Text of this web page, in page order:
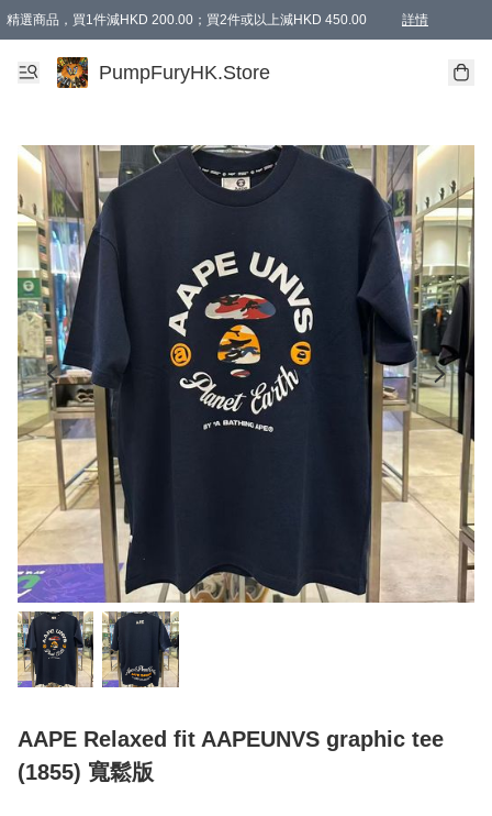
精選商品，買1件減HKD 200.00；買2件或以上減HKD 450.00 詳情
AAPE商品,會員專享9折或以上（按會員等級）AAPE products, members can
精選商品，任選買2件或以上減HKD 100.00
購物滿 HKD 800.00即享免運費優惠！（適用於 特定的送貨方式 )
PumpFuryHK.Store
AAPE Relaxed fit AAPEUNVS graphic tee
(1855) 寬鬆版